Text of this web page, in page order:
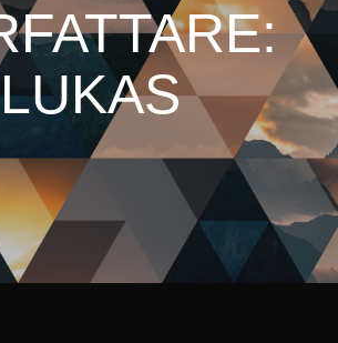
LUKAS